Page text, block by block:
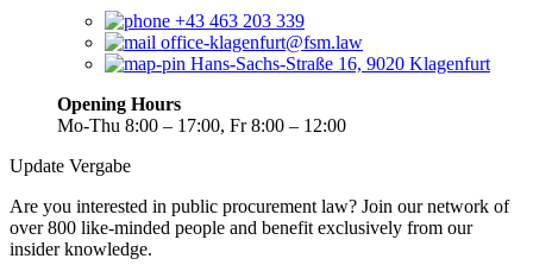
+43 463 203 339
office-klagenfurt@fsm.law
Hans-Sachs-Straße 16, 9020 Klagenfurt
Opening Hours
Mo-Thu 8:00 – 17:00, Fr 8:00 – 12:00
Update Vergabe
Are you interested in public procurement law? Join our network of
over 800 like-minded people and benefit exclusively from our
insider knowledge.